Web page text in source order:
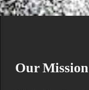
Our Mission